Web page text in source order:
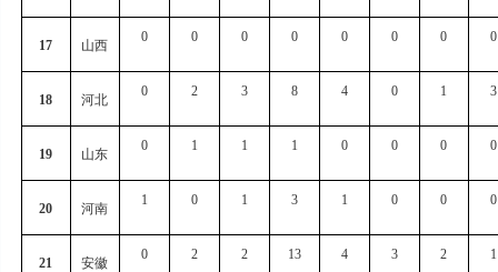
17 山西
0 0 0 0 0 0 0 0
18 河北
0 2 3 8 4 0 1 3
19 山东
0 1 1 1 0 0 0 0
20 河南
1 0 1 3 1 0 0 0
21 安徽
0 2 2 13 4 3 2 1